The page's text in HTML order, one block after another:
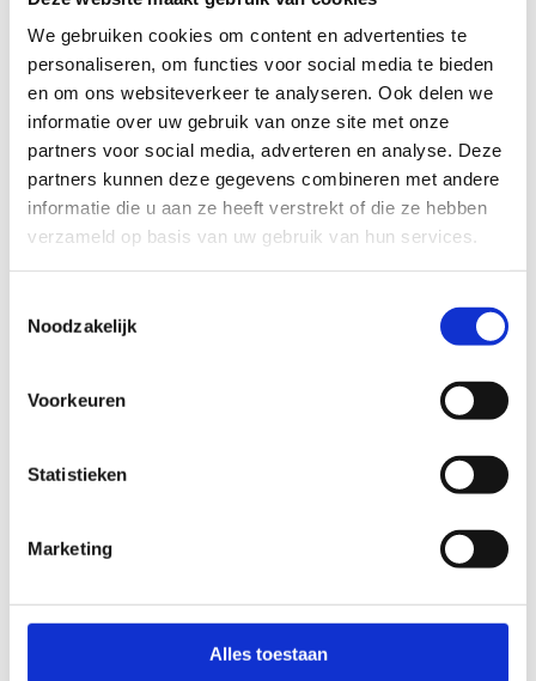
We gebruiken cookies om content en advertenties te
personaliseren, om functies voor social media te bieden
en om ons websiteverkeer te analyseren. Ook delen we
informatie over uw gebruik van onze site met onze
partners voor social media, adverteren en analyse. Deze
partners kunnen deze gegevens combineren met andere
informatie die u aan ze heeft verstrekt of die ze hebben
verzameld op basis van uw gebruik van hun services.
Noodzakelijk
Voorkeuren
Statistieken
Marketing
Alles toestaan
van 2,7 km of de blauwe lus van 2,5 km. Deze korte trajecten
laten je op sportieve wijze genieten van het prachtige
parklandschap, historische monumenten en serene natuur die
het domein te bieden heeft.
Of je nu een geoefende hardloper bent of net begint, het
Kasteelpark is de ideale locatie om in beweging te komen en
je conditie te verbeteren. Trek je loopschoenen aan en ontdek
de sportieve kant van dit unieke stukje Zonnebeke.
Roeselarestraat